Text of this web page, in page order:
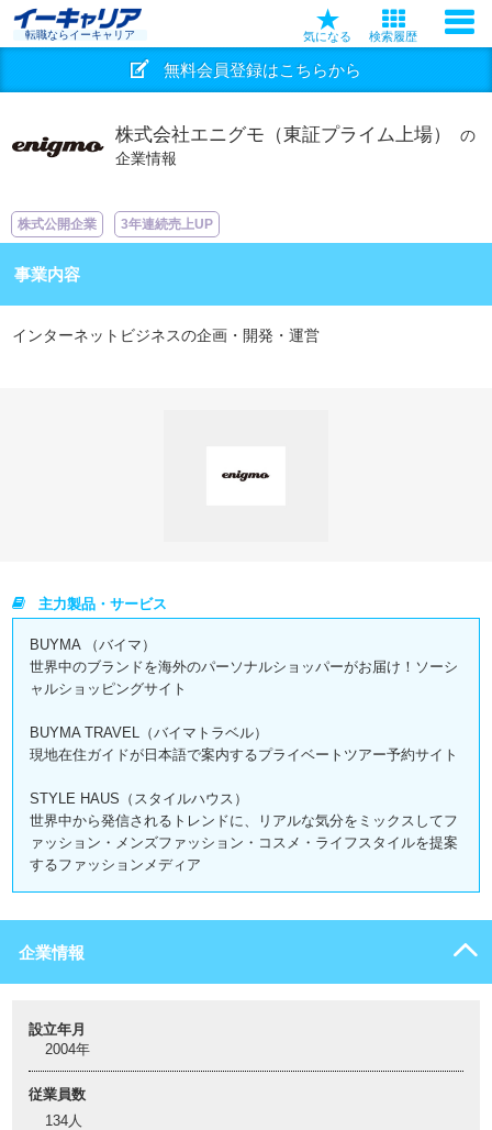
転職ならイーキャリア 気になる 検索履歴
無料会員登録はこちらから
株式会社エニグモ（東証プライム上場）
の
企業情報
株式公開企業 3年連続売上UP
事業内容
インターネットビジネスの企画・開発・運営
主力製品・サービス
BUYMA （バイマ）
世界中のブランドを海外のパーソナルショッパーがお届け！ソーシ
ャルショッピングサイト
BUYMA TRAVEL（バイマトラベル）
現地在住ガイドが日本語で案内するプライベートツアー予約サイト
STYLE HAUS（スタイルハウス）
世界中から発信されるトレンドに、リアルな気分をミックスしてフ
ァッション・メンズファッション・コスメ・ライフスタイルを提案
するファッションメディア
企業情報
設立年月
2004年
従業員数
134人